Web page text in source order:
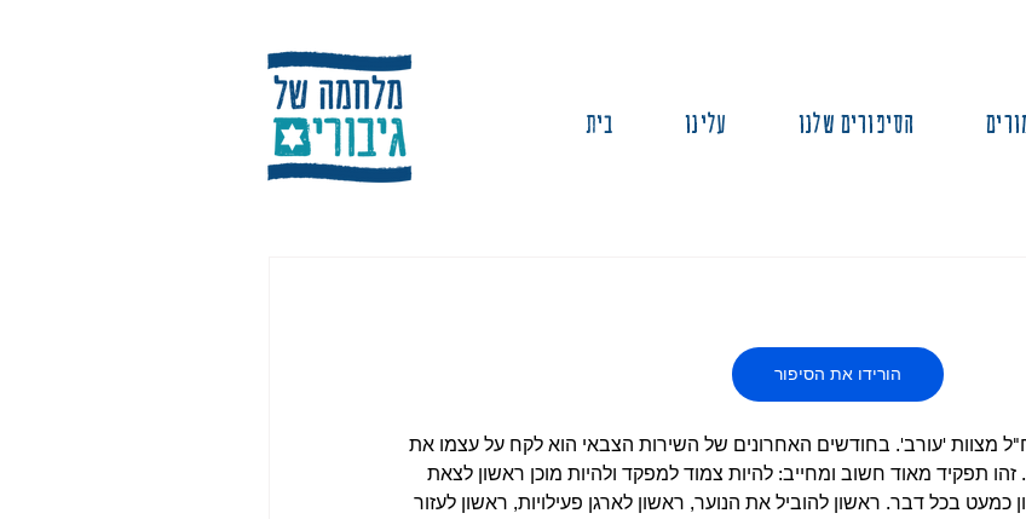
בית עלינו הסיפורים שלנו
הורידו את הסיפור
מצוות 'עורב'. בחודשים האחרונים של השירות הצבאי הוא לקח על עצמו את
תפקיד מאוד חשוב ומחייב: להיות צמוד למפקד ולהיות מוכן ראשון לצאת
כמעט בכל דבר. ראשון להוביל את הנוער, ראשון לארגן פעילויות, ראשון לעזור